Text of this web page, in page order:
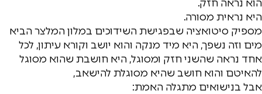
הוא נראה חזק.
היא נראית מסורה.
מספיק סיטואציה שבפגישת השידוכים במלון המלצר הביא
מים וזה נשפך, היא מיד מנקה והוא יושב וקורא עיתון, לכל
אחד נראה שהשני חזק ומסוגל, היא חושבת שהוא מסוגל
להאיטם והוא חושב שהיא מסוגלת להישאב,
אבל בנישואים מתגלה האמת: